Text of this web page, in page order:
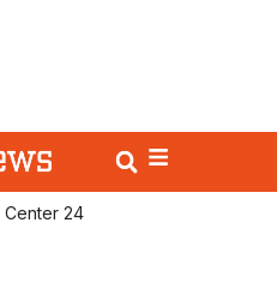
Center 24